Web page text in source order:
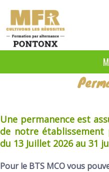
Une permanence est
de notre établissement
du 13 Juillet 2026 au 31
Pour le BTS MCO vous